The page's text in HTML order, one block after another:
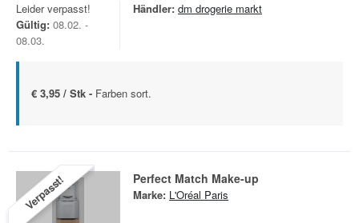
Leider verpasst!
Gültig: 08.02. -
08.03.
Händler: dm drogerie markt
€ 3,95 / Stk - Farben sort.
Verpasst! Perfect Match Make-up
Marke: L'Oréal Paris